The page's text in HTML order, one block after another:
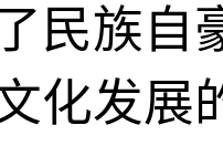
民族自
化发展